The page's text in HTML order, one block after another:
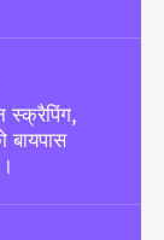
स्क्रैपिंग,
बायपास